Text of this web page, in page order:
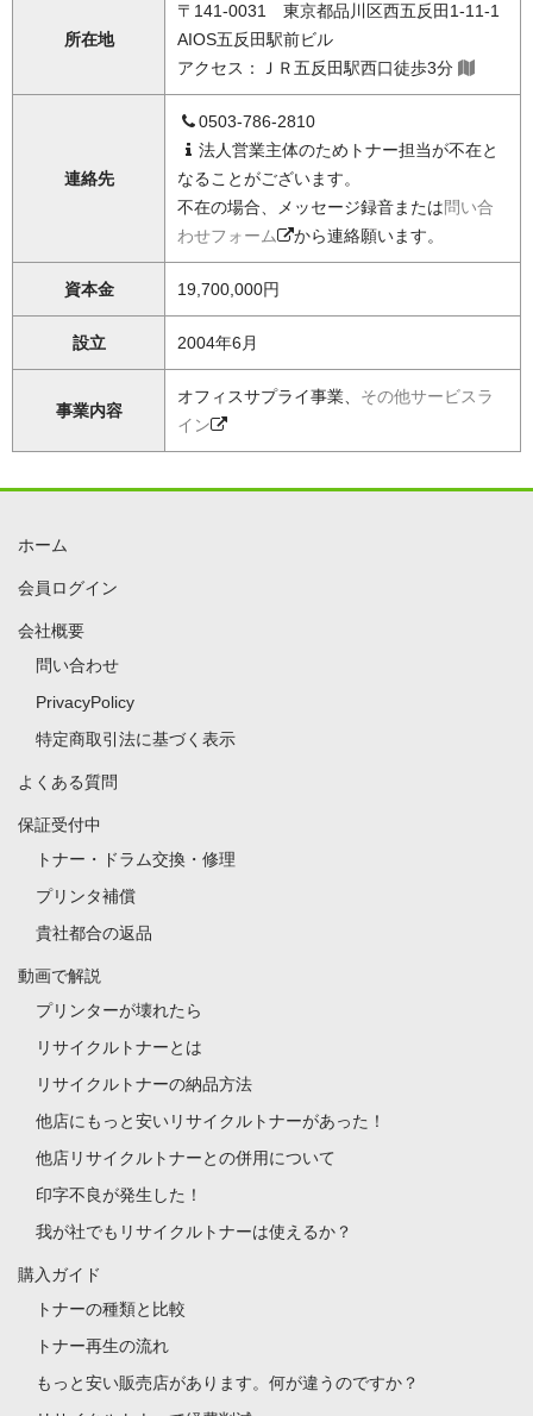
所在地
〒141-0031 東京都品川区西五反田1-11-1
AIOS五反田駅前ビル
アクセス：ＪＲ五反田駅西口徒歩3分
連絡先
0503-786-2810
法人営業主体のためトナー担当が不在と
なることがございます。
不在の場合、メッセージ録音または問い合
わせフォーム
から連絡願います。
資本金 19,700,000円
設立 2004年6月
事業内容
オフィスサプライ事業、 その他サービスラ
イン
ホーム
会員ログイン
会社概要
問い合わせ
PrivacyPolicy
特定商取引法に基づく表示
よくある質問
保証受付中
トナー・ドラム交換・修理
プリンタ補償
貴社都合の返品
動画で解説
プリンターが壊れたら
リサイクルトナーとは
リサイクルトナーの納品方法
他店にもっと安いリサイクルトナーがあった！
他店リサイクルトナーとの併用について
印字不良が発生した！
我が社でもリサイクルトナーは使えるか？
購入ガイド
トナーの種類と比較
トナー再生の流れ
もっと安い販売店があります。何が違うのですか？